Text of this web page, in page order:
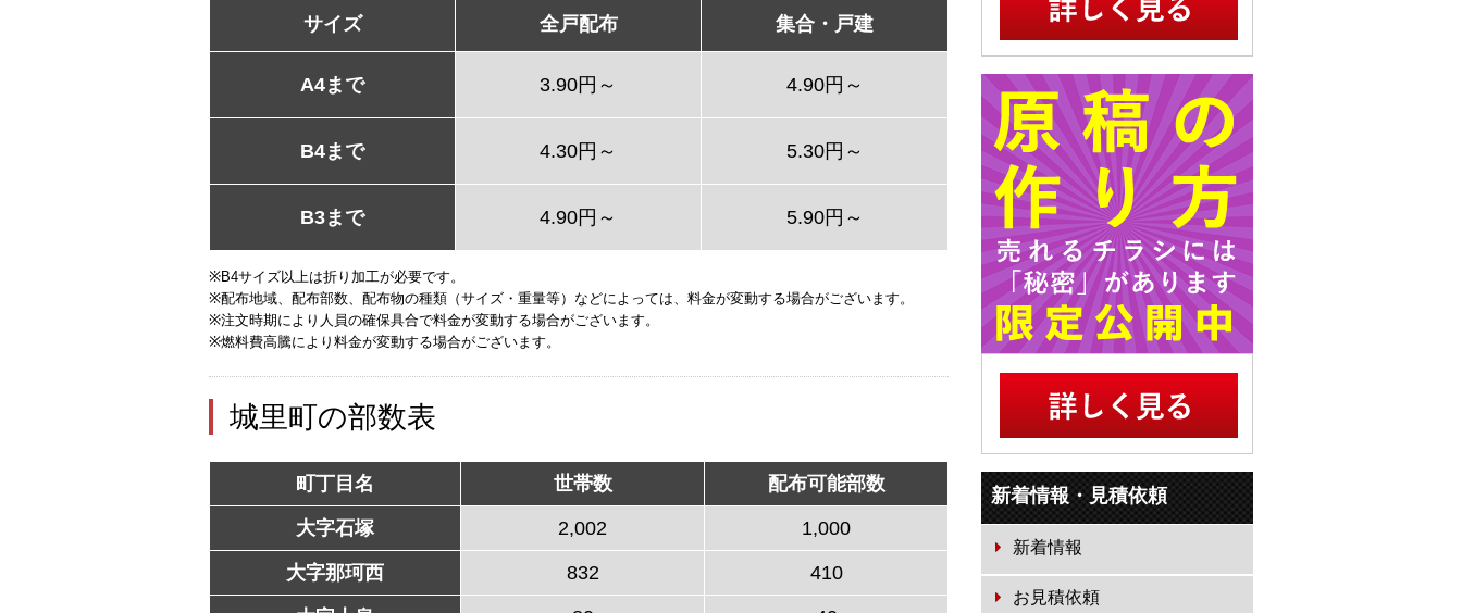
サイズ 全戸配布 集合・戸建
A4まで 3.90円～ 4.90円～
B4まで 4.30円～ 5.30円～
B3まで 4.90円～ 5.90円～
※B4サイズ以上は折り加工が必要です。
※配布地域、配布部数、配布物の種類（サイズ・重量等）などによっては、料金が変動する場合がございます。
※注文時期により人員の確保具合で料金が変動する場合がございます。
※燃料費高騰により料金が変動する場合がございます。
城里町の部数表
町丁目名 世帯数 配布可能部数
大字石塚 2,002 1,000
大字那珂西 832 410
新着情報・見積依頼
新着情報
お見積依頼